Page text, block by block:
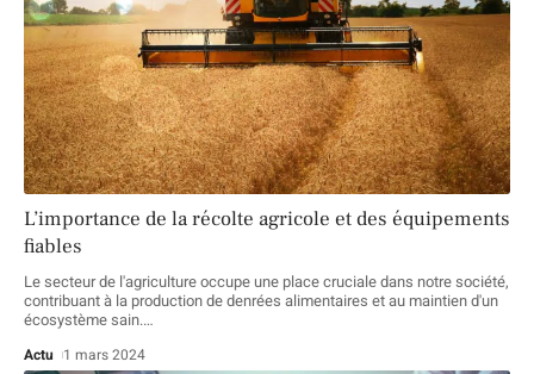
L’importance de la récolte agricole et des équipements
fiables
Le secteur de l'agriculture occupe une place cruciale dans notre société,
contribuant à la production de denrées alimentaires et au maintien d'un
écosystème sain.…
Actu 1 mars 2024